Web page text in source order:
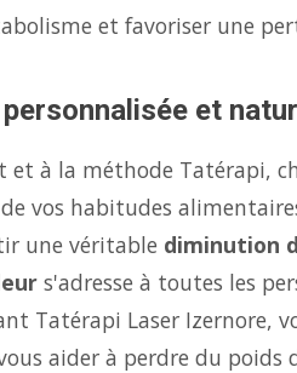
et favoriser une
et
et à la méthode Tatérapi,
vos habitudes
une véritable diminution
s'adresse à toutes les
Tatérapi Laser Izernore,
aider à perdre du